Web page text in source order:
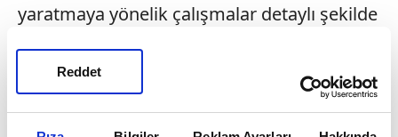
Reddet
yaratmaya yönelik çalışmalar detaylı şekilde
GÖRÜŞLER ALINDI
Ayrıca bir hafta önce gerçekleştirilen görev